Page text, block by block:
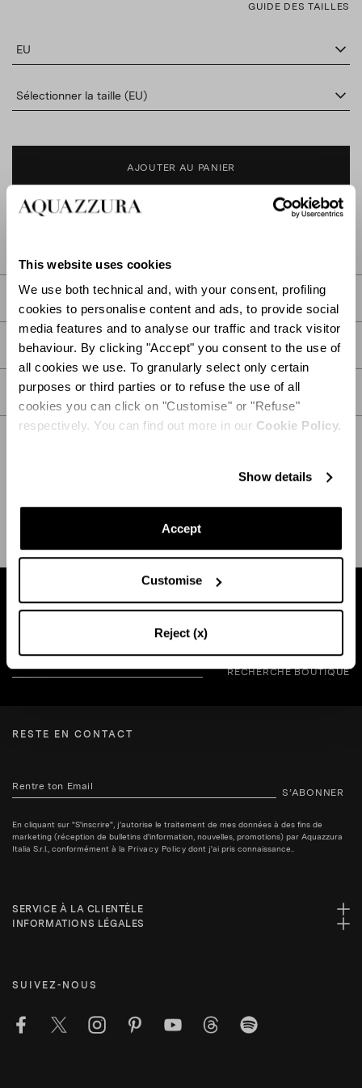
This website uses cookies
We use both technical and, with your consent, profiling
cookies to personalise content and ads, to provide social
media features and to analyse our traffic and track visitor
behaviour. By clicking "Accept" you consent to the use of
all cookies we use. To granularly select only certain
purposes or third parties or to refuse the use of all
cookies you can click on "Customise" or "Refuse"
respectively. You can find out more in our Cookie Policy.
Show details
Accept
Customise
Reject (x)
GUIDE DES TAILLES
EU
Sélectionner la taille (EU)
AJOUTER AU PANIER
DESCRIPTION
DÉTAIL
SOIN
Trouvez une boutique près de chez vous
RECHERCHE BOUTIQUE
RESTE EN CONTACT
S’ABONNER
En cliquant sur "S'inscrire", j'autorise le traitement de mes données à des fins de
marketing (réception de bulletins d'information, nouvelles, promotions) par Aquazzura
Italia S.r.l., conformément à la Privacy Policy dont j'ai pris connaissance..
SERVICE À LA CLIENTÈLE
INFORMATIONS LÉGALES
SUIVEZ-NOUS